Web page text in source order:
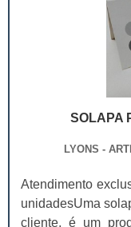
metragem para
organização de
que utilizam
SOLAPA
LYONS -
Atendimento
unidadesUma
cliente, é um